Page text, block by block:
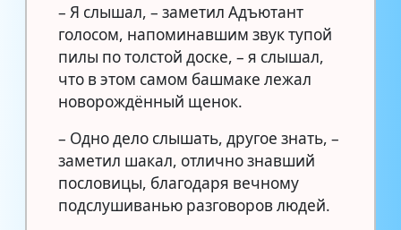
– Я слышал, – заметил Адъютант
голосом, напоминавшим звук тупой
пилы по толстой доске, – я слышал,
что в этом самом башмаке лежал
новорождённый щенок.
– Одно дело слышать, другое знать, –
заметил шакал, отлично знавший
пословицы, благодаря вечному
подслушиванью разговоров людей.